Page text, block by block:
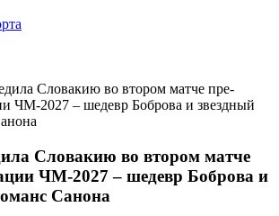
Словакию во втором матче пре-
ЧМ-2027 – шедевр Боброва и звездный
Словакию во втором матче
ЧМ-2027 – шедевр Боброва и
Санона